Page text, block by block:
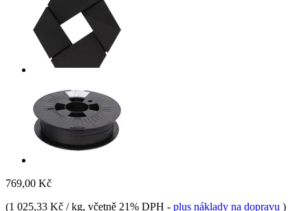
769,00 Kč
(1 025,33 Kč / kg, včetně 21% DPH - plus náklady na dopravu )